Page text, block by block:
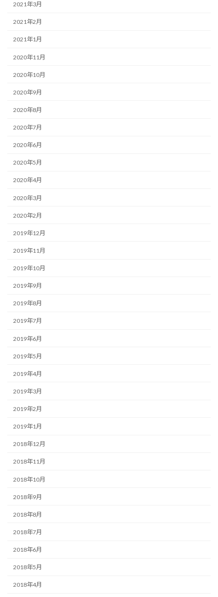
2021年3月
2021年2月
2021年1月
2020年11月
2020年10月
2020年9月
2020年8月
2020年7月
2020年6月
2020年5月
2020年4月
2020年3月
2020年2月
2019年12月
2019年11月
2019年10月
2019年9月
2019年8月
2019年7月
2019年6月
2019年5月
2019年4月
2019年3月
2019年2月
2019年1月
2018年12月
2018年11月
2018年10月
2018年9月
2018年8月
2018年7月
2018年6月
2018年5月
2018年4月